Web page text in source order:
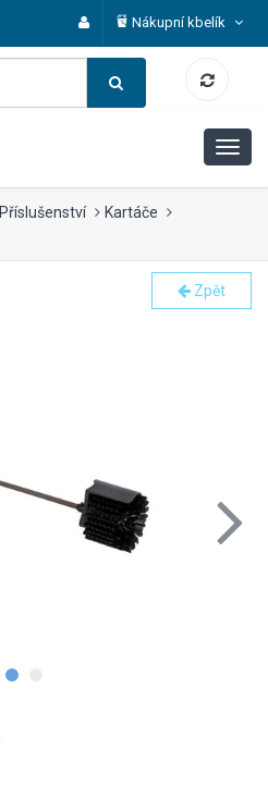
Nákupní kbelík
Příslušenství
Kartáče
Zpět